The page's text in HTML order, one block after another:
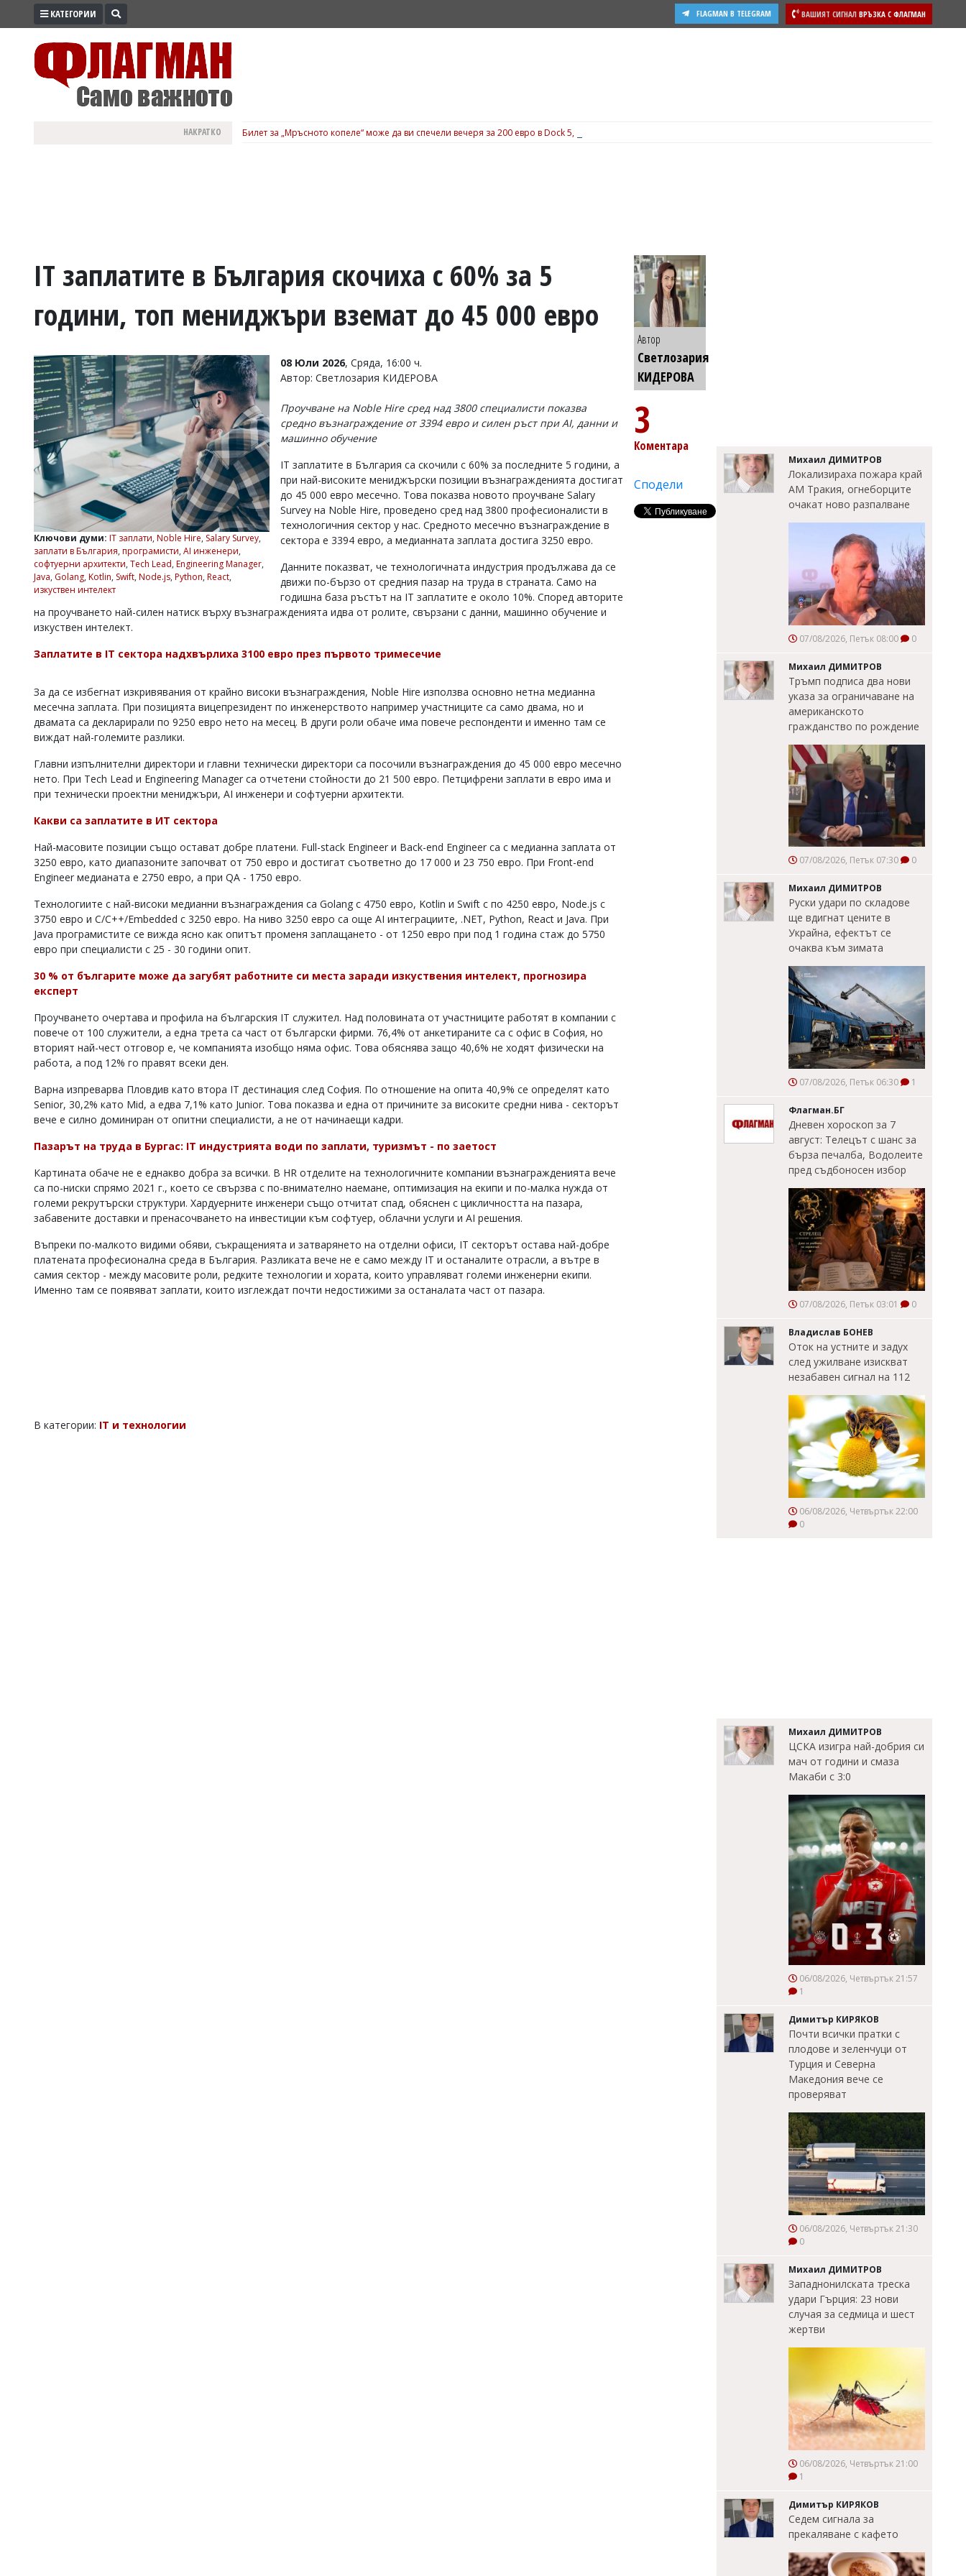
ПРОМО
ВОЙНАТА
УКРАЙНА
РАЗСЛЕДВАНЕ
БИЗНЕС
Управители:
Веселин
Василев,
v.vasilev@flagman.bg
Касабова,
k.kassabova@flagman.bg
Главен
редактор:
Колев,
office@flagman.bg
Коментарите
въвеждат
читателите
редакцията
отговорност
откриете
обиден
коментар,
сигнализирайте
КАТЕГОРИИ ВАШИЯТ СИГНАЛ ВРЪЗКА С ФЛАГМАН
FLAGMAN В TELEGRAM
НАКРАТКО Билет за „Мръсното копеле“ може да ви спечели вечеря за 200 евро в Dock 5, вижте подробности
IT заплатите в България скочиха с 60% за 5
години, топ мениджъри вземат до 45 000 евро
Ключови думи: IT заплати, Noble Hire, Salary Survey,
заплати в България, програмисти, AI инженери,
софтуерни архитекти, Tech Lead, Engineering Manager,
Java, Golang, Kotlin, Swift, Node.js, Python, React,
изкуствен интелект
08 Юли 2026, Сряда, 16:00 ч.
Автор: Светлозария КИДЕРОВА
Проучване на Noble Hire сред над 3800 специалисти показва
средно възнаграждение от 3394 евро и силен ръст при AI, данни и
машинно обучение
IT заплатите в България са скочили с 60% за последните 5 години, а
при най-високите мениджърски позиции възнагражденията достигат
до 45 000 евро месечно. Това показва новото проучване Salary
Survey на Noble Hire, проведено сред над 3800 професионалисти в
технологичния сектор у нас. Средното месечно възнаграждение в
сектора е 3394 евро, а медианната заплата достига 3250 евро.
Данните показват, че технологичната индустрия продължава да се
движи по-бързо от средния пазар на труда в страната. Само на
годишна база ръстът на IT заплатите е около 10%. Според авторите
на проучването най-силен натиск върху възнагражденията идва от ролите, свързани с данни, машинно обучение и
изкуствен интелект.
Заплатите в IT сектора надхвърлиха 3100 евро през първото тримесечие
За да се избегнат изкривявания от крайно високи възнаграждения, Noble Hire използва основно нетна медианна
месечна заплата. При позицията вицепрезидент по инженерството например участниците са само двама, но и
двамата са декларирали по 9250 евро нето на месец. В други роли обаче има повече респонденти и именно там се
виждат най-големите разлики.
Главни изпълнителни директори и главни технически директори са посочили възнаграждения до 45 000 евро месечно
нето. При Tech Lead и Engineering Manager са отчетени стойности до 21 500 евро. Петцифрени заплати в евро има и
при технически проектни мениджъри, AI инженери и софтуерни архитекти.
Какви са заплатите в ИТ сектора
Най-масовите позиции също остават добре платени. Full-stack Engineer и Back-end Engineer са с медианна заплата от
3250 евро, като диапазоните започват от 750 евро и достигат съответно до 17 000 и 23 750 евро. При Front-end
Engineer медианата е 2750 евро, а при QA - 1750 евро.
Технологиите с най-високи медианни възнаграждения са Golang с 4750 евро, Kotlin и Swift с по 4250 евро, Node.js с
3750 евро и C/C++/Embedded с 3250 евро. На ниво 3250 евро са още AI интеграциите, .NET, Python, React и Java. При
Java програмистите се вижда ясно как опитът променя заплащането - от 1250 евро при под 1 година стаж до 5750
евро при специалисти с 25 - 30 години опит.
30 % от българите може да загубят работните си места заради изкуствения интелект, прогнозира
експерт
Проучването очертава и профила на българския IT служител. Над половината от участниците работят в компании с
повече от 100 служители, а една трета са част от български фирми. 76,4% от анкетираните са с офис в София, но
вторият най-чест отговор е, че компанията изобщо няма офис. Това обяснява защо 40,6% не ходят физически на
работа, а под 12% го правят всеки ден.
Варна изпреварва Пловдив като втора IT дестинация след София. По отношение на опита 40,9% се определят като
Senior, 30,2% като Mid, а едва 7,1% като Junior. Това показва и една от причините за високите средни нива - секторът
вече е силно доминиран от опитни специалисти, а не от начинаещи кадри.
Пазарът на труда в Бургас: IT индустрията води по заплати, туризмът - по заетост
Картината обаче не е еднакво добра за всички. В HR отделите на технологичните компании възнагражденията вече
са по-ниски спрямо 2021 г., което се свързва с по-внимателно наемане, оптимизация на екипи и по-малка нужда от
големи рекрутърски структури. Хардуерните инженери също отчитат спад, обяснен с цикличността на пазара,
забавените доставки и пренасочването на инвестиции към софтуер, облачни услуги и AI решения.
Въпреки по-малкото видими обяви, съкращенията и затварянето на отделни офиси, IT секторът остава най-добре
платената професионална среда в България. Разликата вече не е само между IT и останалите отрасли, а вътре в
самия сектор - между масовите роли, редките технологии и хората, които управляват големи инженерни екипи.
Именно там се появяват заплати, които изглеждат почти недостижими за останалата част от пазара.
В категории: IT и технологии
Автор
Светлозария
КИДЕРОВА
3
Коментара
Сподели
Михаил ДИМИТРОВ
Локализираха пожара край
АМ Тракия, огнеборците
очакат ново разпалване
07/08/2026, Петък 08:00 0
Михаил ДИМИТРОВ
Тръмп подписа два нови
указа за ограничаване на
американското
гражданство по рождение
07/08/2026, Петък 07:30 0
Михаил ДИМИТРОВ
Руски удари по складове
ще вдигнат цените в
Украйна, ефектът се
очаква към зимата
07/08/2026, Петък 06:30 1
Флагман.БГ
Дневен хороскоп за 7
август: Телецът с шанс за
бърза печалба, Водолеите
пред съдбоносен избор
07/08/2026, Петък 03:01 0
Владислав БОНЕВ
Оток на устните и задух
след ужилване изискват
незабавен сигнал на 112
06/08/2026, Четвъртък 22:00
0
Михаил ДИМИТРОВ
ЦСКА изигра най-добрия си
мач от години и смаза
Макаби с 3:0
06/08/2026, Четвъртък 21:57
1
Димитър КИРЯКОВ
Почти всички пратки с
плодове и зеленчуци от
Турция и Северна
Македония вече се
проверяват
06/08/2026, Четвъртък 21:30
0
Михаил ДИМИТРОВ
Западнонилската треска
удари Гърция: 23 нови
случая за седмица и шест
жертви
06/08/2026, Четвъртък 21:00
1
Димитър КИРЯКОВ
Седем сигнала за
прекаляване с кафето